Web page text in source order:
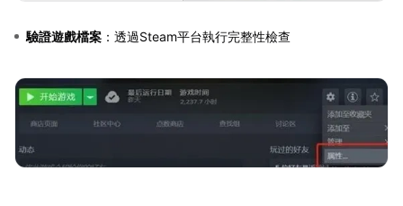
驗證遊戲檔案 ：透過Steam平台執行完整性檢查